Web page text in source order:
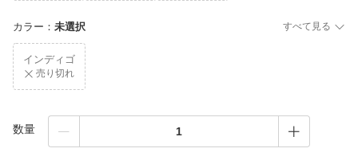
カラー ： 未選択 すべて見る
インディゴ
売り切れ
数量